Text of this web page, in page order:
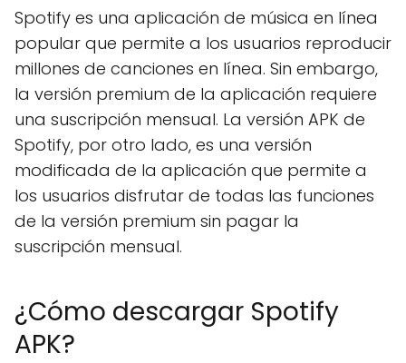
Spotify es una aplicación de música en línea
popular que permite a los usuarios reproducir
millones de canciones en línea. Sin embargo,
la versión premium de la aplicación requiere
una suscripción mensual. La versión APK de
Spotify, por otro lado, es una versión
modificada de la aplicación que permite a
los usuarios disfrutar de todas las funciones
de la versión premium sin pagar la
suscripción mensual.
¿Cómo descargar Spotify
APK?